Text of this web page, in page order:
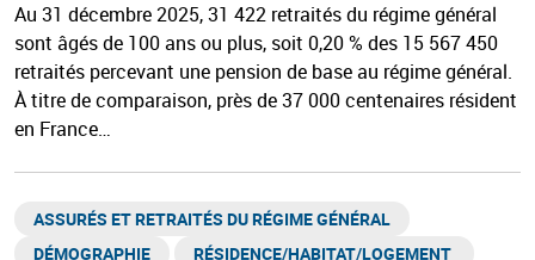
Au 31 décembre 2025, 31 422 retraités du régime général
sont âgés de 100 ans ou plus, soit 0,20 % des 15 567 450
retraités percevant une pension de base au régime général.
À titre de comparaison, près de 37 000 centenaires résident
en France…
ASSURÉS ET RETRAITÉS DU RÉGIME GÉNÉRAL​
DÉMOGRAPHIE
RÉSIDENCE/HABITAT/LOGEMENT ​